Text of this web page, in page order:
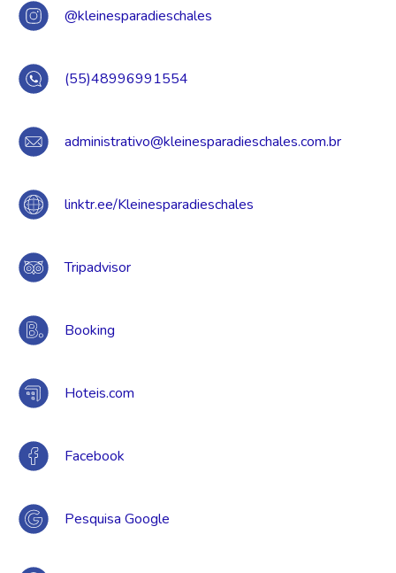
@kleinesparadieschales
(55)48996991554
administrativo@kleinesparadieschales.com.br
linktr.ee/Kleinesparadieschales
Tripadvisor
Booking
Hoteis.com
Facebook
Pesquisa Google